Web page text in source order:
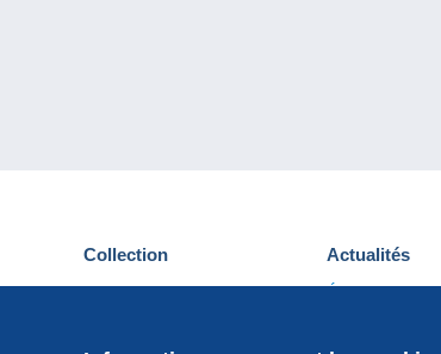
Collection
Cartes postales
Actualités
Événements